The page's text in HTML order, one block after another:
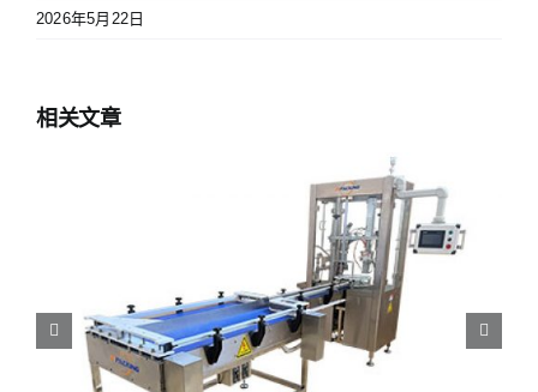
2026年5月22日
相关文章
二元气雾剂灌装机｜湖北杰帕克打造行业灌装
标杆